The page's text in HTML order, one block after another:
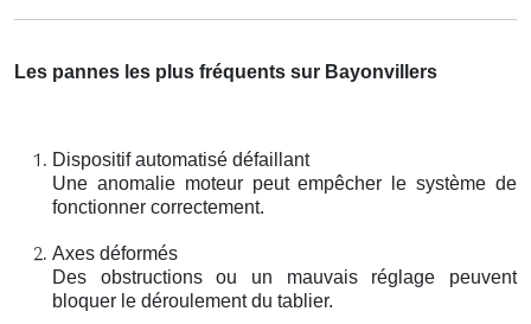
Les pannes les plus fréquents sur Bayonvillers
Dispositif automatisé défaillant
Une anomalie moteur peut empêcher le système de
fonctionner correctement.
Axes déformés
Des obstructions ou un mauvais réglage peuvent
bloquer le déroulement du tablier.